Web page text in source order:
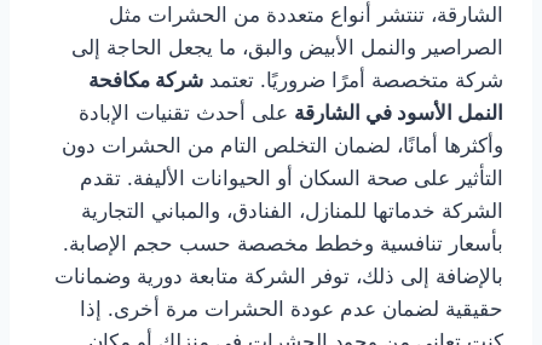
الشارقة، تنتشر أنواع متعددة من الحشرات مثل
الصراصير والنمل الأبيض والبق، ما يجعل الحاجة إلى
شركة متخصصة أمرًا ضروريًا. تعتمد شركة مكافحة
النمل الأسود في الشارقة على أحدث تقنيات الإبادة
وأكثرها أمانًا، لضمان التخلص التام من الحشرات دون
التأثير على صحة السكان أو الحيوانات الأليفة. تقدم
الشركة خدماتها للمنازل، الفنادق، والمباني التجارية
بأسعار تنافسية وخطط مخصصة حسب حجم الإصابة.
بالإضافة إلى ذلك، توفر الشركة متابعة دورية وضمانات
حقيقية لضمان عدم عودة الحشرات مرة أخرى. إذا